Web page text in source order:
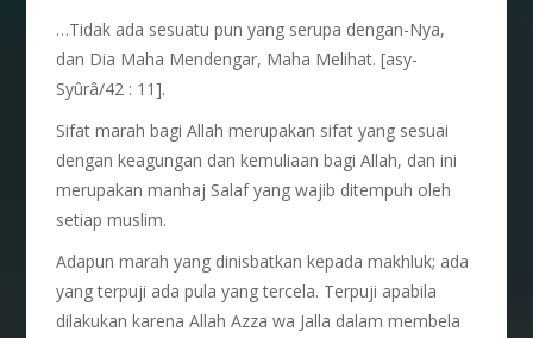
…Tidak ada sesuatu pun yang serupa dengan-Nya,
dan Dia Maha Mendengar, Maha Melihat. [asy-
Syûrâ/42 : 11].
Sifat marah bagi Allah merupakan sifat yang sesuai
dengan keagungan dan kemuliaan bagi Allah, dan ini
merupakan manhaj Salaf yang wajib ditempuh oleh
setiap muslim.
Adapun marah yang dinisbatkan kepada makhluk; ada
yang terpuji ada pula yang tercela. Terpuji apabila
dilakukan karena Allah Azza wa Jalla dalam membela